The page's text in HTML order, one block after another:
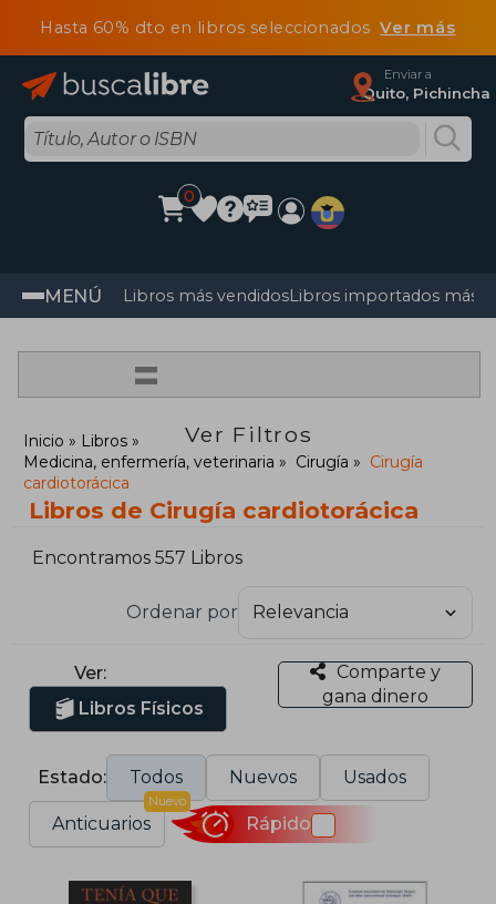
Hasta 60% dto en libros seleccionadosVer más
Enviar a
Quito, Pichincha
0
MENÚ Libros más vendidosLibros importados más
=
Ver Filtros
Inicio
Libros
Medicina, enfermería, veterinaria
Cirugía
Cirugía
cardiotorácica
Libros de Cirugía cardiotorácica
Encontramos 557 Libros
Ordenar por
Ver:
Libros Físicos
Comparte y
gana dinero
Estado: Todos Nuevos Usados
Anticuarios
Nuevo
Rápido